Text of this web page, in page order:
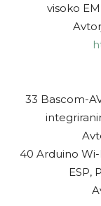
visoko
33 Bascom-
40 Arduino Wi-
ESP,